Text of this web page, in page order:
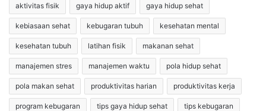
aktivitas fisik gaya hidup aktif gaya hidup sehat
kebiasaan sehat kebugaran tubuh kesehatan mental
kesehatan tubuh latihan fisik makanan sehat
manajemen stres manajemen waktu pola hidup sehat
pola makan sehat produktivitas harian produktivitas kerja
program kebugaran tips gaya hidup sehat tips kebugaran